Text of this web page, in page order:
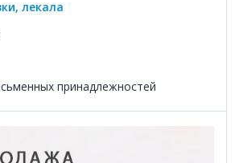
лекала
принадлежностей